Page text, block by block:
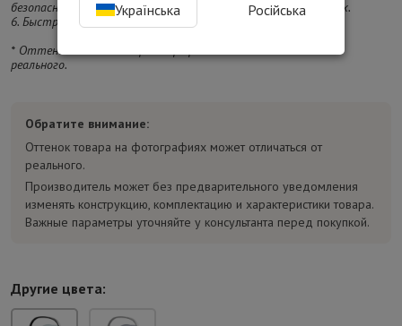
безопасность вашего ребенка даже в критических ситуациях.
6. Быстросъемный чехол, который можно стирать.
* Оттенок изделия на фотографии может отличаться от
реального.
Обратите внимание:
Оттенок товара на фотографиях может отличаться от
реального.
Производитель может без предварительного уведомления
изменять конструкцию, комплектацию и характеристики товара.
Важные параметры уточняйте у консультанта перед покупкой.
Другие цвета:
Українська
Російська